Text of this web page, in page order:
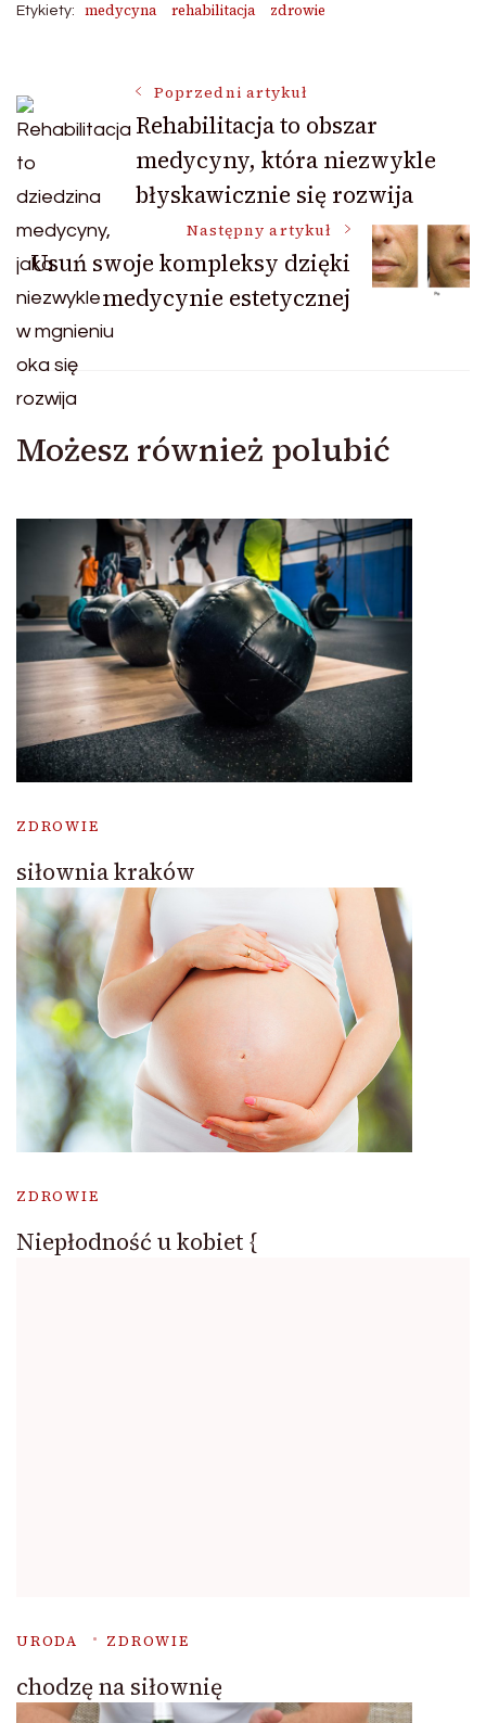
Etykiety: medycyna rehabilitacja zdrowie
Nawigacja
wpisu
Poprzedni artykuł
Rehabilitacja to obszar
medycyny, która niezwykle
błyskawicznie się rozwija
Następny artykuł
Usuń swoje kompleksy dzięki
medycynie estetycznej
Możesz również polubić
ZDROWIE
siłownia kraków
ZDROWIE
Niepłodność u kobiet {
URODA ZDROWIE
chodzę na siłownię